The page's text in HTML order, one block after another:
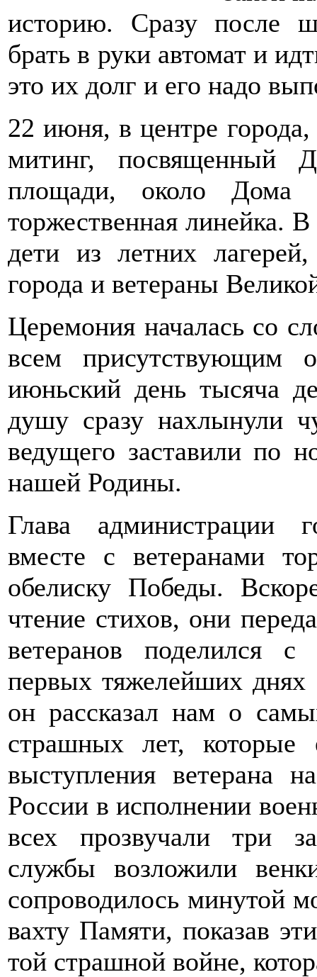
историю. Сразу после
брать в руки автомат и
это их долг и его надо
22 июня, в центре
митинг,
площади, около Дома
торжественная линейка.
дети из летних
города и ветераны
Церемония началась со
всем
июньский день тысяча
душу сразу нахлынули
ведущего заставили по
нашей Родины.
Глава администрации
вместе с ветеранами
обелиску Победы.
чтение стихов, они
ветеранов поделился
первых тяжелейших
он рассказал нам о
страшных лет,
выступления ветерана
России в исполнении
всех прозвучали три
службы возложили
сопроводилось минутой
вахту Памяти, показав
той страшной войне,